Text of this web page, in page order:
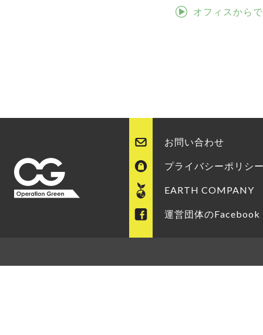
オフィスから
お問い合わせ
プライバシーポリシ
EARTH COMPANY
運営団体のFacebook